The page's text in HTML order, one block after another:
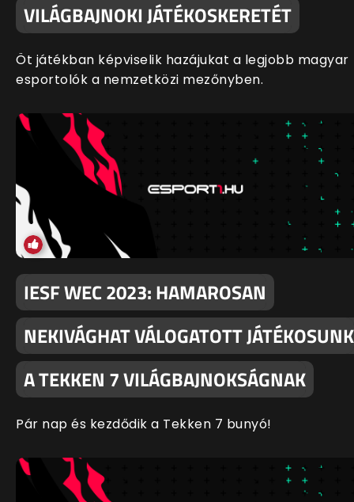
VILÁGBAJNOKI JÁTÉKOSKERETÉT
Öt játékban képviselik hazájukat a legjobb magyar
esportolók a nemzetközi mezőnyben.
IESF WEC 2023: HAMAROSAN
NEKIVÁGHAT VÁLOGATOTT JÁTÉKOSUNK
A TEKKEN 7 VILÁGBAJNOKSÁGNAK
Pár nap és kezdődik a Tekken 7 bunyó!